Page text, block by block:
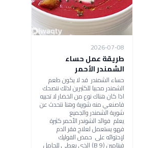
2026-07-08
‏‫طريقة عمل حساء
الشمندر الأحمر
حساء الشمندر قد لا يكون طعم
الشمندر محببا للكثيرين لذلك ننصحك
اذا كان هناك نوع من الخضار لا تحبيه
فاصنعي منه شوربة وهنا نتحدث عن
شوربة الشمندر والجميع
يعلم فوائد الشوندر الأحمر كثيرة
فهو يستعمل لعلاج فقر الدم
لإحتوائه على حمض الفوليك
فيتامين (B 9) الذي يعطى للحامل